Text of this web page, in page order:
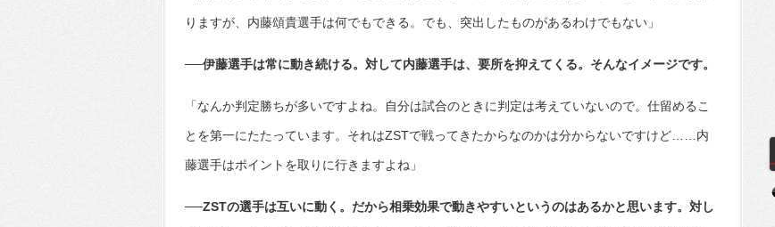
りますが、内藤頌貴選手は何でもできる。でも、突出したものがあるわけでもない」
──伊藤選手は常に動き続ける。対して内藤選手は、要所を抑えてくる。そんなイメージです。
「なんか判定勝ちが多いですよね。自分は試合のときに判定は考えていないので。仕留めるこ
とを第一にたたっています。それはZSTで戦ってきたからなのかは分からないですけど……内
藤選手はポイントを取りに行きますよね」
──ZSTの選手は互いに動く。だから相乗効果で動きやすいというのはあるかと思います。対し